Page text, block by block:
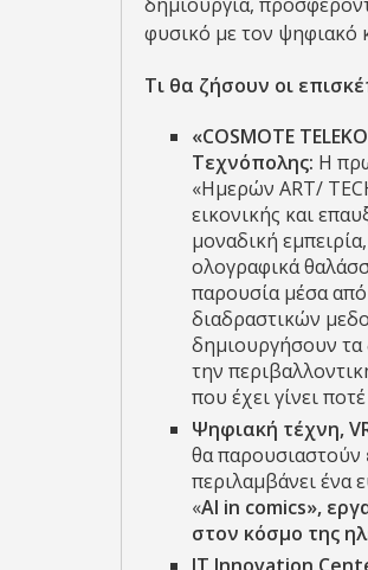
φυσικό με τον ψηφιακό
Τι θα ζήσουν οι
«COSMOTE
Τεχνόπολης: Η
«Ημερών ART/
εικονικής και
μοναδική
ολογραφικά
παρουσία μέσα
διαδραστικών
δημιουργήσουν τα
την
που έχει γίνει
Ψηφιακή τέχνη,
θα παρουσιαστούν
περιλαμβάνει
«AI in comics»,
στον κόσμο της